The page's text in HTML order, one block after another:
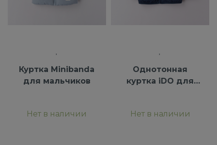
Куртка Minibanda
для мальчиков
Нет в наличии
Однотонная
куртка iDO для
Нет в наличии